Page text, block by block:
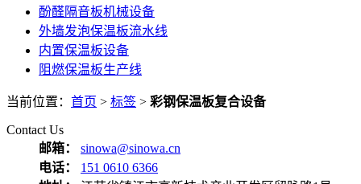
酚醛隔音板机械设备
外墙发泡保温板流水线
内置保温板设备
阻燃保温板生产线
当前位置： 首页 > 标签 > 彩钢保温板复合设备
Contact Us
邮箱：
sinowa@sinowa.cn
电话：
151 0610 6366